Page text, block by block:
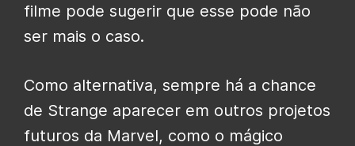
filme pode sugerir que esse pode não
ser mais o caso.
Como alternativa, sempre há a chance
de Strange aparecer em outros projetos
futuros da Marvel, como o mágico